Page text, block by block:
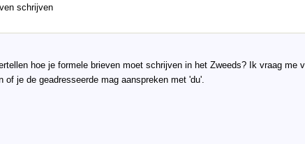
schrijven
hoe je formele brieven moet schrijven in het Zweeds? Ik vraag me
of je de geadresseerde mag aanspreken met 'du'.